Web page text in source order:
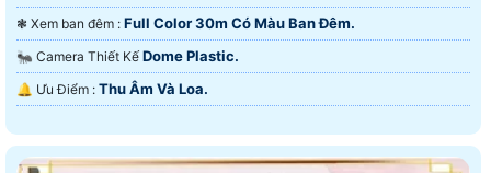
❃ Xem ban đêm : Full Color 30m Có Màu Ban Ðêm.
🐜 Camera Thiết Kế Dome Plastic.
️🔔 Ưu Điểm : Thu Âm Và Loa.